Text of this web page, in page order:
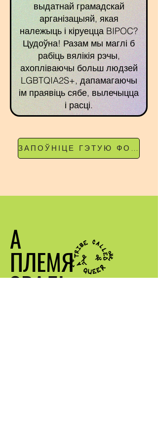
выдатнай грамадскай
арганізацыяй, якая
належыць і кіруецца BIPOC?
Цудоўна! Разам мы маглі б
рабіць вялікія рэчы,
ахопліваючы больш людзей
LGBTQIA2S+, дапамагаючы
ім праявіць сябе, вылечыцца
і расці.
ЗАПОЎНІЦЕ ГЭТУЮ ФОРМУ
А
ПЛЕМЯ
ЗВАЛІ